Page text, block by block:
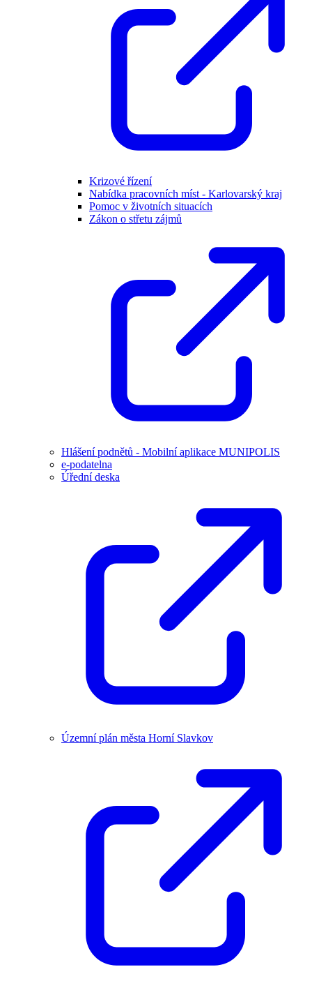
Krizové řízení
Nabídka pracovních míst - Karlovarský kraj
Pomoc v životních situacích
Zákon o střetu zájmů
Hlášení podnětů - Mobilní aplikace MUNIPOLIS
e-podatelna
Úřední deska
Územní plán města Horní Slavkov